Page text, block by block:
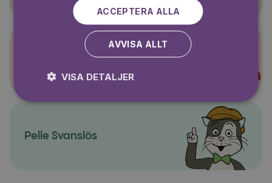
Super-Charlie
Pelle Svanslös
ACCEPTERA ALLA
AVVISA ALLT
VISA DETALJER